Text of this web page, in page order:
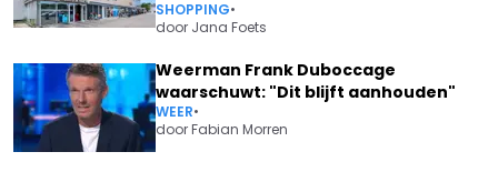
SHOPPING•
door Jana Foets
Weerman Frank Duboccage
waarschuwt: "Dit blijft aanhouden"
WEER•
doorFabian Morren